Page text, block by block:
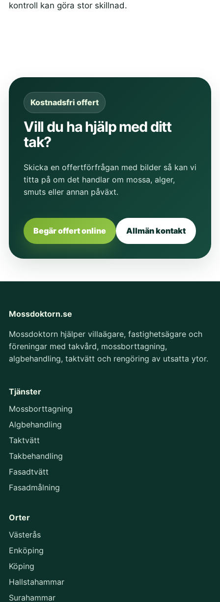
kontroll kan göra stor skillnad.
Kostnadsfri offert
Vill du ha hjälp med ditt
tak?
Skicka en offertförfrågan med bilder så kan vi
titta på om det handlar om mossa, alger,
smuts eller annan påväxt.
Begär offert online Allmän kontakt
Mossdoktorn.se
Mossdoktorn hjälper villaägare, fastighetsägare och
föreningar med takvård, mossborttagning,
algbehandling, taktvätt och rengöring av utsatta ytor.
Tjänster
Mossborttagning
Algbehandling
Taktvätt
Takbehandling
Fasadtvätt
Fasadmålning
Orter
Västerås
Enköping
Köping
Hallstahammar
Surahammar